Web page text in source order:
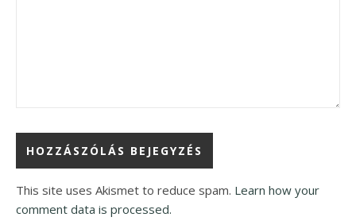
This site uses Akismet to reduce spam. Learn how your
comment data is processed.